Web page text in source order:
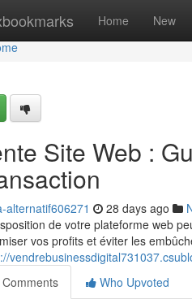
Home New
Site Web :
alternatif606271 28 days ago
de votre plateforme web
vos profits et éviter les
Comments
Who Upvoted